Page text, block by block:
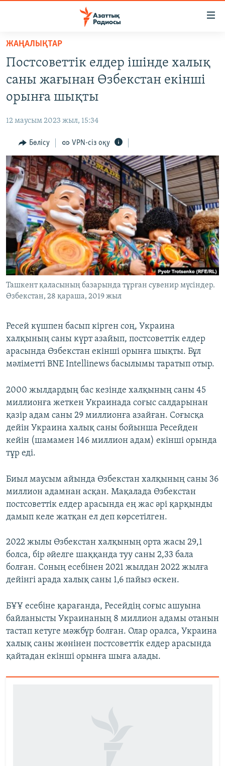
Skip
main
content
main
Navigation
to
Search
АДАМ ҚҰҚЫҚТАРЫ
ӘЛЕУМЕТ
ӘЛЕМ
АРНАЙЫ ЖОБАЛАР
Русский
ЖАЗЫЛЫҢЫЗ
Басқа тілдерде
ЖАҢАЛЫҚТАР
Постсоветтік елдер ішінде халық
саны жағынан Өзбекстан екінші
орынға шықты
12 маусым 2023 жыл, 15:34
Бөлісу VPN-сіз оқу
Ташкент қаласының базарында тұрған сувенир мүсіндер.
Өзбекстан, 28 қараша, 2019 жыл
Ресей күшпен басып кірген соң, Украина
халқының саны күрт азайып, постсоветтік елдер
арасында Өзбекстан екінші орынға шықты. Бұл
мәліметті BNE Intellinews басылымы таратып отыр.
2000 жылдардың бас кезінде халқының саны 45
миллионға жеткен Украинада соғыс салдарынан
қазір адам саны 29 миллионға азайған. Соғысқа
дейін Украина халық саны бойынша Ресейден
кейін (шамамен 146 миллион адам) екінші орында
тұр еді.
Биыл маусым айында Өзбекстан халқының саны 36
миллион адамнан асқан. Мақалада Өзбекстан
постсоветтік елдер арасында ең жас әрі қарқынды
дамып келе жатқан ел деп көрсетілген.
2022 жылы Өзбекстан халқының орта жасы 29,1
болса, бір әйелге шаққанда туу саны 2,33 бала
болған. Соның есебінен 2021 жылдан 2022 жылға
дейінгі арада халық саны 1,6 пайыз өскен.
БҰҰ есебіне қарағанда, Ресейдің соғыс ашуына
байланысты Украинаның 8 миллион адамы отанын
тастап кетуге мәжбүр болған. Олар оралса, Украина
халық саны жөнінен постсоветтік елдер арасында
қайтадан екінші орынға шыға алады.